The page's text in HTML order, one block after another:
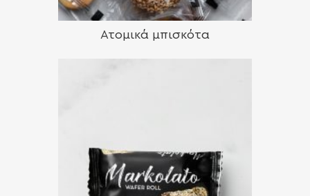
Ατομικά μπισκότα